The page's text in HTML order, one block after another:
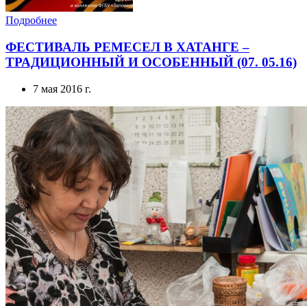
ФЕСТИВАЛЬ РЕМЕСЕЛ В ХАТАНГЕ –
7 мая 2016 г.